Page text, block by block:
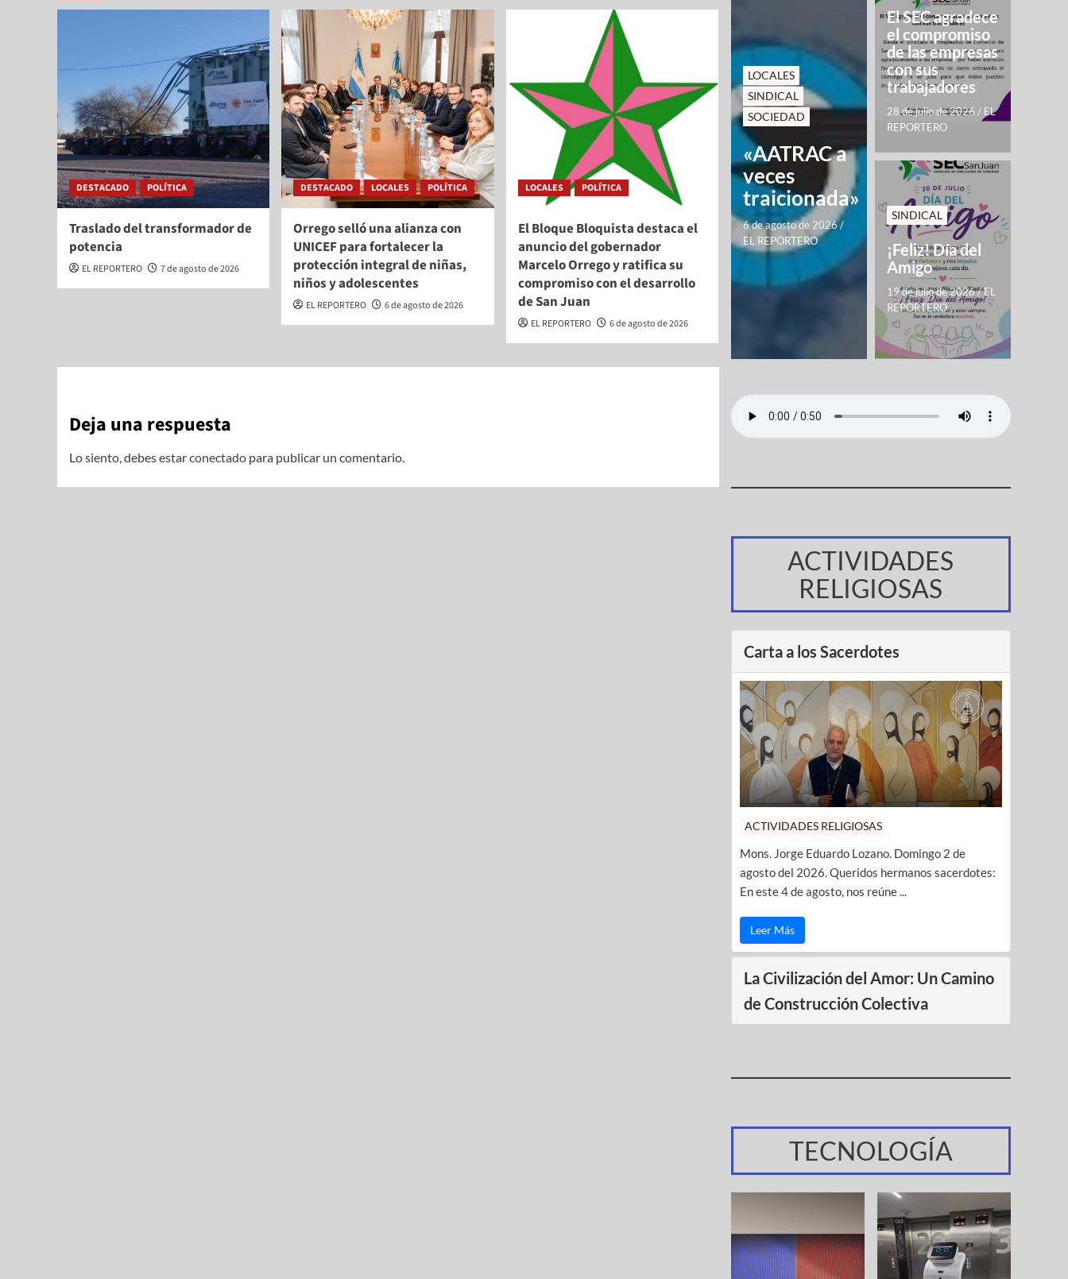
DESTACADO POLÍTICA
Traslado del transformador de
potencia
EL REPORTERO 7 de agosto de 2026
DESTACADO LOCALES POLÍTICA
Orrego selló una alianza con
UNICEF para fortalecer la
protección integral de niñas,
niños y adolescentes
EL REPORTERO 6 de agosto de 2026
LOCALES POLÍTICA
El Bloque Bloquista destaca el
anuncio del gobernador
Marcelo Orrego y ratifica su
compromiso con el desarrollo
de San Juan
EL REPORTERO 6 de agosto de 2026
Deja una respuesta
Lo siento, debes estarconectado para publicar un comentario.
LOCALES
SINDICAL
SOCIEDAD
«AATRAC a
veces
traicionada»
6 de agosto de 2026/
EL REPORTERO
El SEC agradece
el compromiso
de las empresas
con sus
trabajadores
28 de julio de 2026 / EL
REPORTERO
SINDICAL
¡Feliz! Día del
Amigo
19 de julio de 2026/EL
REPORTERO
ACTIVIDADES
RELIGIOSAS
Carta a los Sacerdotes
ACTIVIDADES RELIGIOSAS
Mons. Jorge Eduardo Lozano. Domingo 2 de
agosto del 2026. Queridos hermanos sacerdotes:
En este 4 de agosto, nos reúne ...
Leer Más
La Civilización del Amor: Un Camino
de Construcción Colectiva
TECNOLOGÍA